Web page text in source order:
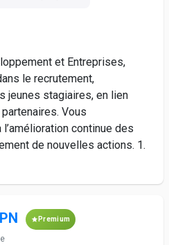
et Entreprises,
le recrutement,
jeunes stagiaires, en lien
Vous
continue des
de nouvelles actions. 1.
Premium